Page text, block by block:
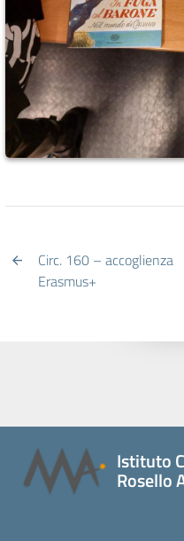
Circ. 160 – accoglienza
Erasmus+
Istituto
Rosello